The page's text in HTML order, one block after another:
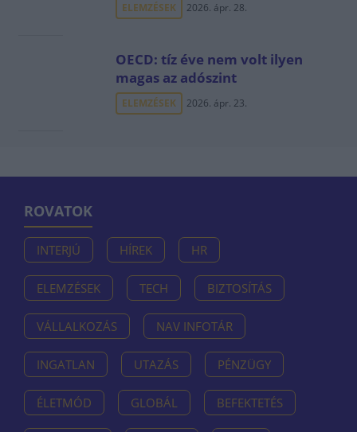
ELEMZÉSEK 2026. ápr. 28.
OECD: tíz éve nem volt ilyen
magas az adószint
ELEMZÉSEK 2026. ápr. 23.
ROVATOK
INTERJÚ HÍREK HR
ELEMZÉSEK TECH BIZTOSÍTÁS
VÁLLALKOZÁS NAV INFOTÁR
INGATLAN UTAZÁS PÉNZÜGY
ÉLETMÓD GLOBÁL BEFEKTETÉS